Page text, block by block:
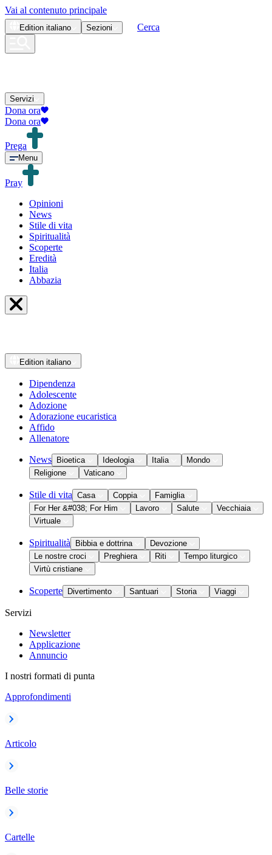
Vai al contenuto principale
Edition italiano Sezioni Cerca
Servizi
Dona ora
Dona ora
Prega
Menu
Pray
Opinioni
News
Stile di vita
Spiritualità
Scoperte
Eredità
Italia
Abbazia
Edition italiano
Dipendenza
Adolescente
Adozione
Adorazione eucaristica
Affido
Allenatore
News Bioetica Ideologia Italia
Mondo
Religione
Vaticano
Stile di vita Casa Coppia
Famiglia
For Her &#038; For Him
Lavoro Salute
Vecchiaia
Virtuale
Spiritualità Bibbia e dottrina
Devozione
Le nostre croci
Preghiera Riti
Tempo liturgico
Virtù cristiane
Scoperte Divertimento Santuari Storia Viaggi
Servizi
Newsletter
Applicazione
Annuncio
I nostri formati di punta
Approfondimenti
Articolo
Belle storie
Cartelle